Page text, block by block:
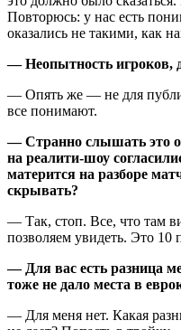
Повторюсь: у нас есть
оказались не такими, как
— Неопытность игроков,
— Опять же — не для
все понимают.
— Странно слышать это
на реалити-шоу
матерится на разборе
скрывать?
— Так, стоп. Все, что там
позволяем увидеть. Это
— Для вас есть разница
тоже не дало места в
— Для меня нет. Какая